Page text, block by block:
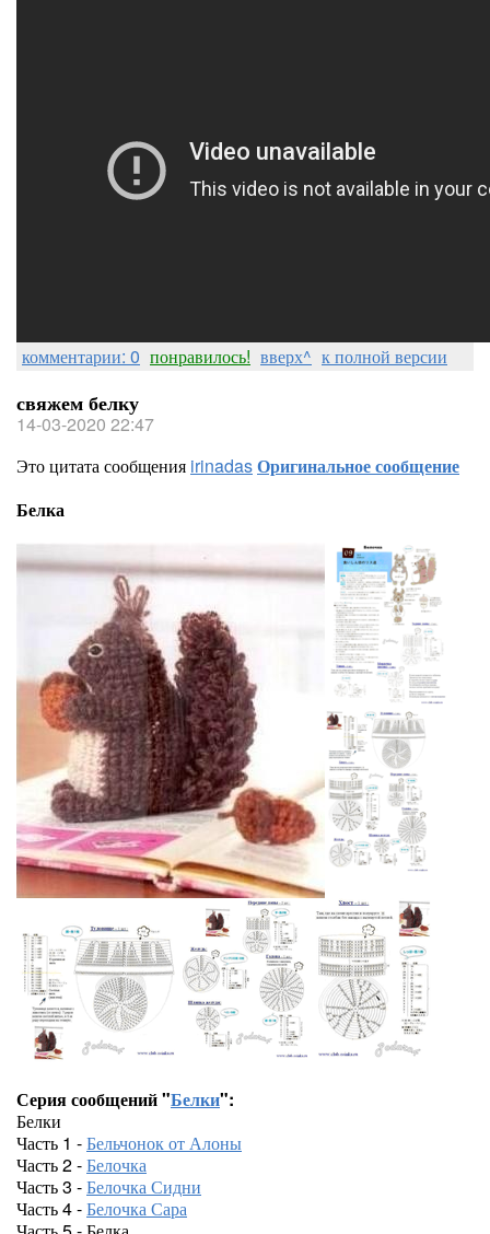
комментарии: 0 понравилось! вверх^ к полной версии
свяжем белку
14-03-2020 22:47
Это цитата сообщения irinadasОригинальное сообщение
Белка
Серия сообщений "Белки":
Белки
Часть 1 -Бельчонок от Алоны
Часть 2 -Белочка
Часть 3 -Белочка Сидни
Часть 4 -Белочка Сара